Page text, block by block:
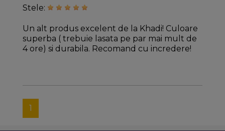
Stele:
Un alt produs excelent de la Khadi! Culoare
superba ( trebuie lasata pe par mai mult de
4 ore) si durabila. Recomand cu incredere!
1